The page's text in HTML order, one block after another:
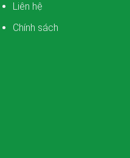
Liên hệ
Chính sách